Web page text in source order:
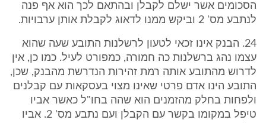
הסכומים אשר ישלם לקבלן ובהתאם לכך הוא אף פנה
לנתבע מס' 2 וביקש ממנו לדאוג לקבלת אותן ערבויות.
24. הבנק אינו זכאי לטעון לרשלנות התובע שעה שהוא
עצמו נהג ברשלנות כה חמורה, כמפורט לעיל. כמו כן, אין
לדרוש מהתובע אותה רמת זהירות הנדרשת מהבנק, שכן,
התובע הינו אדם פרטי שאינו מצוי בעסקאות עם קבלנים
ולפחות בחלק מהזמנים הוא שהה בחו"ל כאשר אביו
טיפל במקומו בקשר עם הקבלן ועם נתבע מס' 2. אביו